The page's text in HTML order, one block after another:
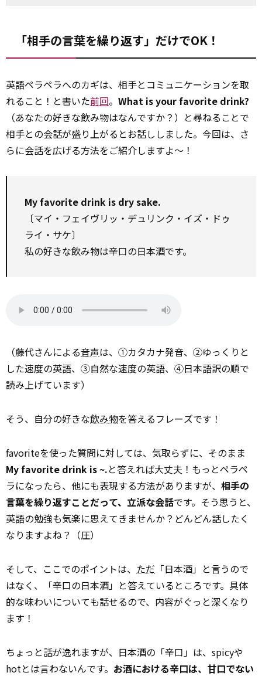
「相手の言葉を繰り返す」だけでOK！
英語ペラペラへのカギは、相手とコミュニケーションを取
れること！と書いた前回。 What is your favorite drink?
（あなたの好きな飲み物はなんですか？）と尋ねることで
相手との会話が盛り上がるとお話ししました。今回は、さ
らに会話を広げる方法をご紹介しますよ〜！
My favorite drink is dry sake.
〔マイ・フェイヴリッ・デュリンク・イズ・ドゥ
ライ・サケ〕
私の好きな飲み物は辛口の日本酒です。
（藤代さんによる音声は、①カタカナ発音、②ゆっくりと
した速度の英語、③自然な速度の英語、④日本語訳の順で
読み上げています）
そう、自分の好きな飲み物を答えるフレーズです！
favoriteを使った質問に対しては、気取らずに、そのまま
My favorite drink is ~.と答えれば大丈夫！もっとペラペ
ラになったら、他にも表現する方法がありますが、 相手の
言葉を繰り返すことだって、立派な会話です。そう思うと、
英語の勉強も気楽に思えてきませんか？どんどん話したく
なりますよね？（圧）
そして、ここでのポイントは、 ただ 「日本酒」と言うので
はなく、「辛口の日本酒」と答えているところです。具体
的な味わいについても話せるので、内容がぐっと深くなり
ます！
ちょっと話が逸れますが、日本酒の「辛口」は、spicyや
hotとは言わないんです。 お酒における辛口は、甘口でない